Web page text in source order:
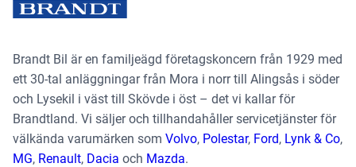
Brandt Bil är en familjeägd företagskoncern från 1929 med
ett 30-tal anläggningar från Mora i norr till Alingsås i söder
och Lysekil i väst till Skövde i öst – det vi kallar för
Brandtland. Vi säljer och tillhandahåller servicetjänster för
välkända varumärken som Volvo, Polestar, Ford, Lynk & Co,
MG, Renault, Dacia och Mazda.